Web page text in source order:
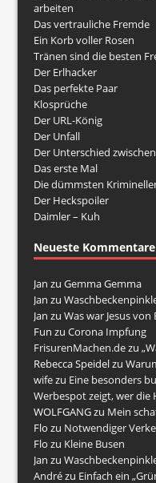
arbeiten
Das vertrauliche Fremde
Ein Korb voller Rosen
Tränen sind die besten
Der Erlhacker
Das perfekte Paar
Klosprüche
Der URL-König
Der Unfall
Der Unterschied
Das erste Mal
Die dümmsten
Der Heckspoiler
Daimler – Kuh
Neueste Kommentare
Jan zuGemma Gemma
Jan zu
Jan zuWas war Jesus von
Fun zuCorona Impfung
FrisurenMachen.dezu
Rebecca Speidelzu
wifezu Eine besonders
Werbespot zeigt, wer die
WOLFGANGzu Mein
Flo zu Notwendiger
Flo zu Kleine Busen
Jan zu
Andrézu Einfach ein